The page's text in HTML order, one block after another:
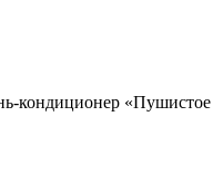
кондиционер